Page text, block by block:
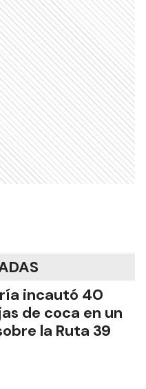
incautó 40
de coca en un
la Ruta 39